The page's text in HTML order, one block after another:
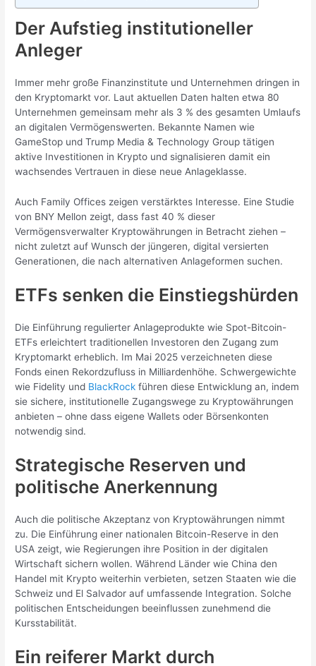
Der Aufstieg institutioneller
Anleger
Immer mehr große Finanzinstitute und Unternehmen dringen in
den Kryptomarkt vor. Laut aktuellen Daten halten etwa 80
Unternehmen gemeinsam mehr als 3 % des gesamten Umlaufs
an digitalen Vermögenswerten. Bekannte Namen wie
GameStop und Trump Media & Technology Group tätigen
aktive Investitionen in Krypto und signalisieren damit ein
wachsendes Vertrauen in diese neue Anlageklasse.
Auch Family Offices zeigen verstärktes Interesse. Eine Studie
von BNY Mellon zeigt, dass fast 40 % dieser
Vermögensverwalter Kryptowährungen in Betracht ziehen –
nicht zuletzt auf Wunsch der jüngeren, digital versierten
Generationen, die nach alternativen Anlageformen suchen.
ETFs senken die Einstiegshürden
Die Einführung regulierter Anlageprodukte wie Spot-Bitcoin-
ETFs erleichtert traditionellen Investoren den Zugang zum
Kryptomarkt erheblich. Im Mai 2025 verzeichneten diese
Fonds einen Rekordzufluss in Milliardenhöhe. Schwergewichte
wie Fidelity und BlackRock führen diese Entwicklung an, indem
sie sichere, institutionelle Zugangswege zu Kryptowährungen
anbieten – ohne dass eigene Wallets oder Börsenkonten
notwendig sind.
Strategische Reserven und
politische Anerkennung
Auch die politische Akzeptanz von Kryptowährungen nimmt
zu. Die Einführung einer nationalen Bitcoin-Reserve in den
USA zeigt, wie Regierungen ihre Position in der digitalen
Wirtschaft sichern wollen. Während Länder wie China den
Handel mit Krypto weiterhin verbieten, setzen Staaten wie die
Schweiz und El Salvador auf umfassende Integration. Solche
politischen Entscheidungen beeinflussen zunehmend die
Kursstabilität.
Ein reiferer Markt durch